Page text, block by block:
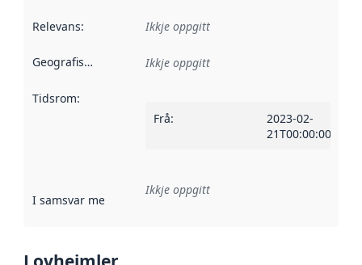
Relevans: Ikkje oppgitt
Geografisk område Ikkje oppgitt
Tidsrom:
Frå:
2023-02-
21T00:00:00Z
I samsvar med Referanse til ei implementeringsregel eller
Ikkje oppgitt